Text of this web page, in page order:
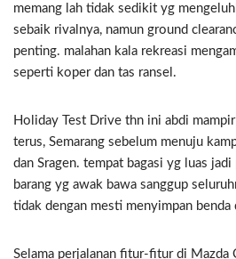
memang lah tidak sedikit yg
sebaik rivalnya, namun ground
penting. malahan kala rekreasi
seperti koper dan tas ransel.
Holiday Test Drive thn ini abdi
terus, Semarang sebelum menuju
dan Sragen. tempat bagasi yg luas
barang yg awak bawa sanggup
tidak dengan mesti menyimpan benda
Selama perjalanan fitur-fitur di Mazda